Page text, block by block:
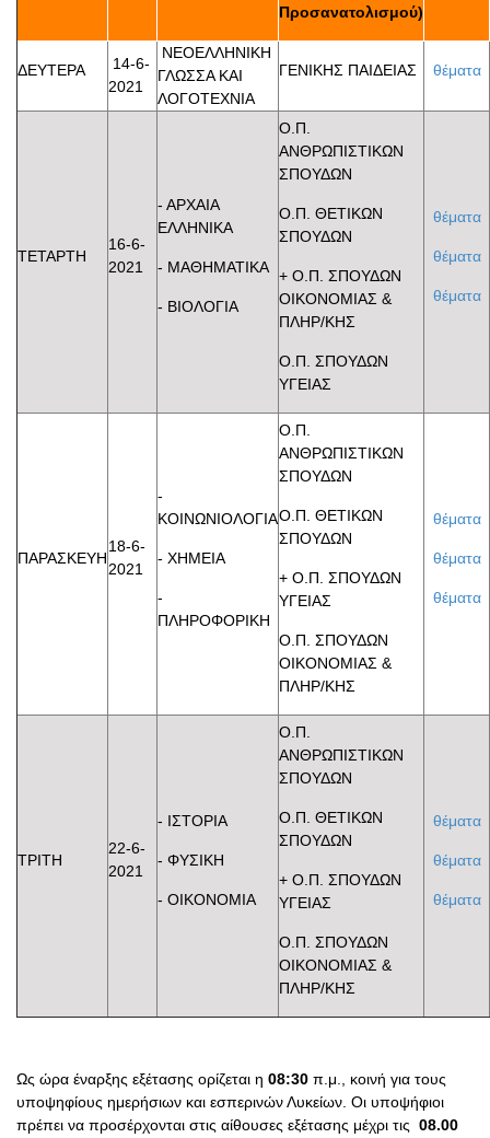
Προσανατολισμού)
ΔΕΥΤΕΡΑ
14-6-
2021
ΝΕΟΕΛΛΗΝΙΚΗ
ΓΛΩΣΣΑ ΚΑΙ
ΛΟΓΟΤΕΧΝΙΑ
ΓΕΝΙΚΗΣ ΠΑΙΔΕΙΑΣ θέματα
ΤΕΤΑΡΤΗ
16-6-
2021
- ΑΡΧΑΙΑ
ΕΛΛΗΝΙΚΑ
- ΜΑΘΗΜΑΤΙΚΑ
- ΒΙΟΛΟΓΙΑ
Ο.Π.
ΑΝΘΡΩΠΙΣΤΙΚΩΝ
ΣΠΟΥΔΩΝ
Ο.Π. ΘΕΤΙΚΩΝ
ΣΠΟΥΔΩΝ
+ Ο.Π. ΣΠΟΥΔΩΝ
ΟΙΚΟΝΟΜΙΑΣ &
ΠΛΗΡ/ΚΗΣ
Ο.Π. ΣΠΟΥΔΩΝ
ΥΓΕΙΑΣ
θέματα
θέματα
θέματα
ΠΑΡΑΣΚΕΥΗ
18-6-
2021
-
ΚΟΙΝΩΝΙΟΛΟΓΙΑ
- ΧΗΜΕΙΑ
-
ΠΛΗΡΟΦΟΡΙΚΗ
Ο.Π.
ΑΝΘΡΩΠΙΣΤΙΚΩΝ
ΣΠΟΥΔΩΝ
Ο.Π. ΘΕΤΙΚΩΝ
ΣΠΟΥΔΩΝ
+ Ο.Π. ΣΠΟΥΔΩΝ
ΥΓΕΙΑΣ
Ο.Π. ΣΠΟΥΔΩΝ
ΟΙΚΟΝΟΜΙΑΣ &
ΠΛΗΡ/ΚΗΣ
θέματα
θέματα
θέματα
ΤΡΙΤΗ
22-6-
2021
- ΙΣΤΟΡΙΑ
- ΦΥΣΙΚΗ
- ΟΙΚΟΝΟΜΙΑ
Ο.Π.
ΑΝΘΡΩΠΙΣΤΙΚΩΝ
ΣΠΟΥΔΩΝ
Ο.Π. ΘΕΤΙΚΩΝ
ΣΠΟΥΔΩΝ
+ Ο.Π. ΣΠΟΥΔΩΝ
ΥΓΕΙΑΣ
Ο.Π. ΣΠΟΥΔΩΝ
ΟΙΚΟΝΟΜΙΑΣ &
ΠΛΗΡ/ΚΗΣ
θέματα
θέματα
θέματα
Ως ώρα έναρξης εξέτασης ορίζεται η 08:30 π.μ., κοινή για τους
υποψηφίους ημερήσιων και εσπερινών Λυκείων. Οι υποψήφιοι
πρέπει να προσέρχονται στις αίθουσες εξέτασης μέχρι τις 08.00